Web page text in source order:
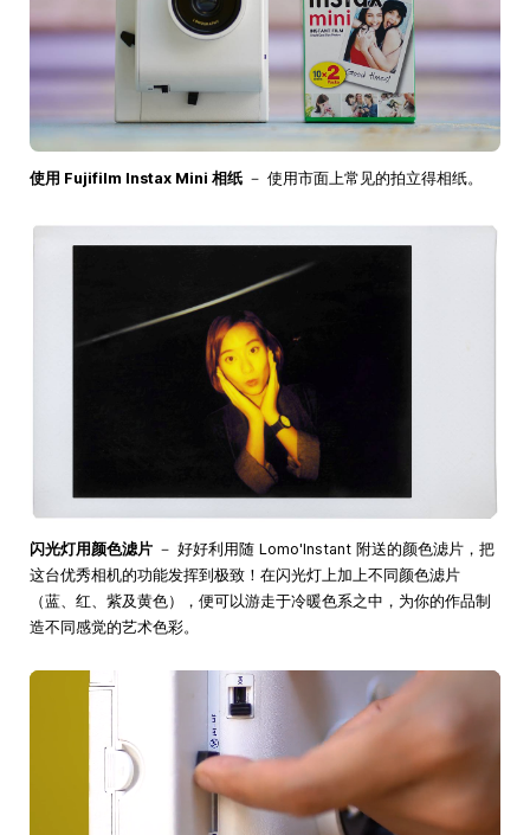
使用 Fujifilm Instax Mini 相纸 － 使用市面上常见的拍立得相纸。
闪光灯用颜色滤片 － 好好利用随 Lomo'Instant 附送的颜色滤片，把
这台优秀相机的功能发挥到极致！在闪光灯上加上不同颜色滤片
（蓝、红、紫及黄色），便可以游走于冷暖色系之中，为你的作品制
造不同感觉的艺术色彩。